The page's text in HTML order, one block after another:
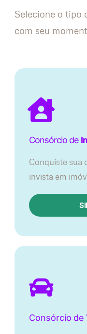
Selecione o tipo
com seu
Consórcio de
Conquiste sua
invista em
Consórcio de